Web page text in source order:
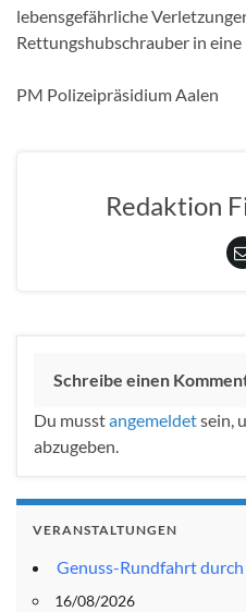
lebensgefährliche
Rettungshubschrauber in
PM Polizeipräsidium Aalen
Redaktion
Schreibe einen
Du musstangemeldetsein,
abzugeben.
VERANSTALTUNGEN
Genuss-Rundfahrt
16/08/2026